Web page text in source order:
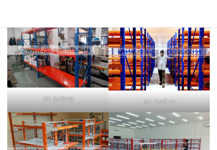
rak gudang rak medium